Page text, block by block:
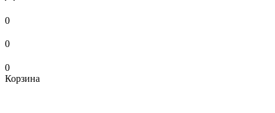
0
0
0
Корзина